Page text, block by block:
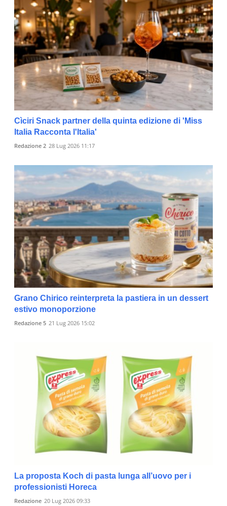
Cìciri Snack partner della quinta edizione di 'Miss
Italia Racconta l'Italia'
Redazione 2 28 Lug 2026 11:17
Grano Chirico reinterpreta la pastiera in un dessert
estivo monoporzione
Redazione 5 21 Lug 2026 15:02
La proposta Koch di pasta lunga all’uovo per i
professionisti Horeca
Redazione 20 Lug 2026 09:33